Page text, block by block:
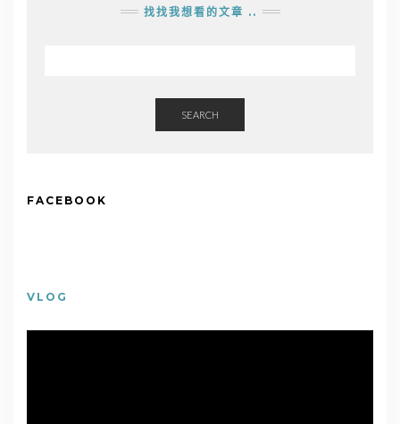
找找我想看的文章 ..
SEARCH
FACEBOOK
VLOG